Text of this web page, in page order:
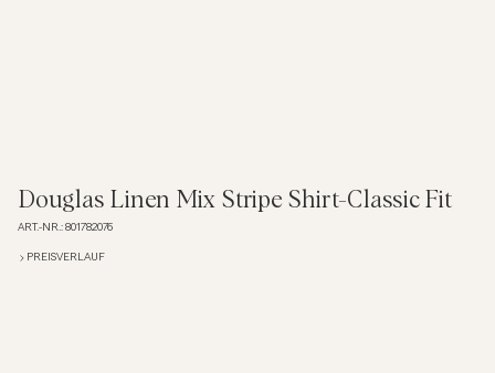
Hemden
Douglas Linen Mix Stripe Shirt-Classic Fit
ART.-NR.: 801782076
PREISVERLAUF